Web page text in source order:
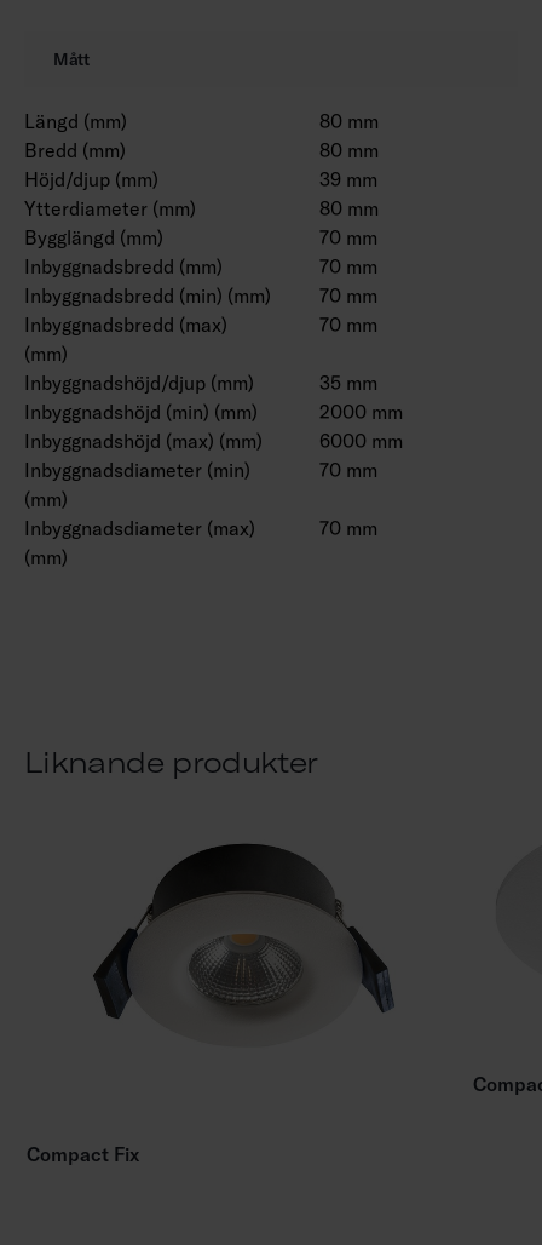
Mått
Längd (mm)
80 mm
Bredd (mm)
80 mm
Höjd/djup (mm)
39 mm
Ytterdiameter (mm)
80 mm
Bygglängd (mm)
70 mm
Inbyggnadsbredd (mm)
70 mm
Inbyggnadsbredd (min) (mm)
70 mm
Inbyggnadsbredd (max)
(mm)
70 mm
Inbyggnadshöjd/djup (mm)
35 mm
Inbyggnadshöjd (min) (mm)
2000 mm
Inbyggnadshöjd (max) (mm)
6000 mm
Inbyggnadsdiameter (min)
(mm)
70 mm
Inbyggnadsdiameter (max)
(mm)
70 mm
Liknande produkter
Compact Fix